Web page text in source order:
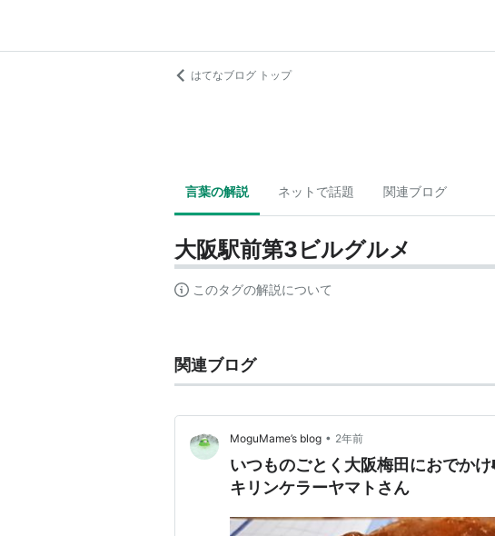
はてなブログ トップ
言葉の解説 ネットで話題 関連ブログ
大阪駅前第3ビルグルメ
このタグの解説について
関連ブログ
MoguMame’s blog • 2年前
いつものごとく大阪梅田におでか
キリンケラーヤマトさん